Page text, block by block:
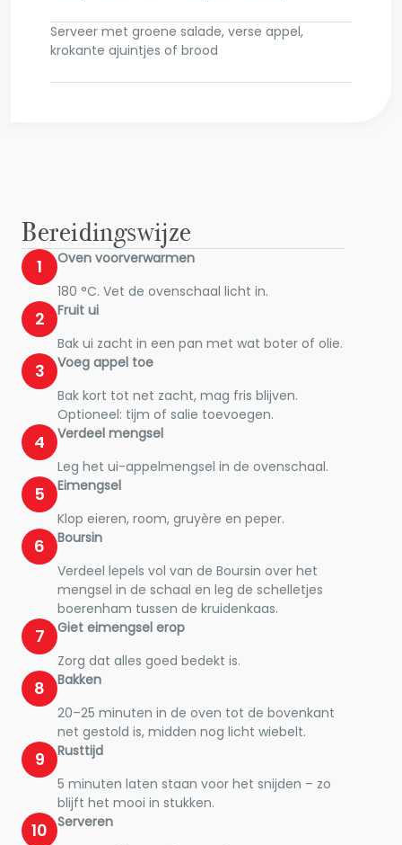
Serveer met groene salade, verse appel,
krokante ajuintjes of brood
Bereidingswijze
1
Oven voorverwarmen
180 °C. Vet de ovenschaal licht in.
2
Fruit ui
Bak ui zacht in een pan met wat boter of olie.
3
Voeg appel toe
Bak kort tot net zacht, mag fris blijven.
Optioneel: tijm of salie toevoegen.
4
Verdeel mengsel
Leg het ui-appelmengsel in de ovenschaal.
5
Eimengsel
Klop eieren, room, gruyère en peper.
6
Boursin
Verdeel lepels vol van de Boursin over het
mengsel in de schaal en leg de schelletjes
boerenham tussen de kruidenkaas.
7
Giet eimengsel erop
Zorg dat alles goed bedekt is.
8
Bakken
20–25 minuten in de oven tot de bovenkant
net gestold is, midden nog licht wiebelt.
9
Rusttijd
5 minuten laten staan voor het snijden – zo
blijft het mooi in stukken.
10 Serveren